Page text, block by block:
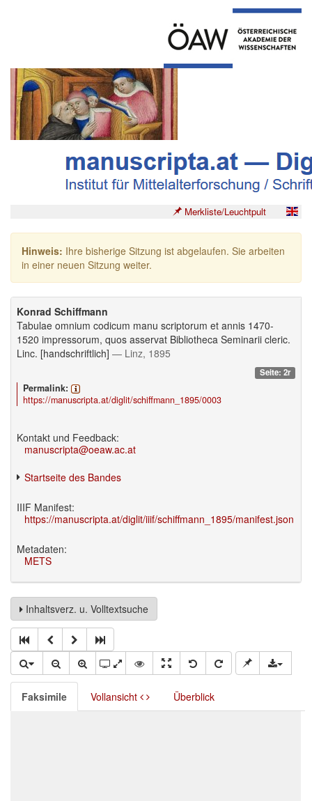
Merkliste/Leuchtpult
Hinweis: Ihre bisherige Sitzung ist abgelaufen. Sie arbeiten
in einer neuen Sitzung weiter.
Konrad Schiffmann
Tabulae omnium codicum manu scriptorum et annis 1470-
1520 impressorum, quos asservat Bibliotheca Seminarii cleric.
Linc. [handschriftlich] — Linz, 1895
Seite: 2r
Permalink:
https://manuscripta.at/diglit/schiffmann_1895/0003
Kontakt und Feedback:
manuscripta@oeaw.ac.at
Startseite des Bandes
IIIF Manifest:
https://manuscripta.at/diglit/iiif/schiffmann_1895/manifest.json
Metadaten:
METS
Inhaltsverz. u. Volltextsuche
Faksimile Vollansicht Überblick